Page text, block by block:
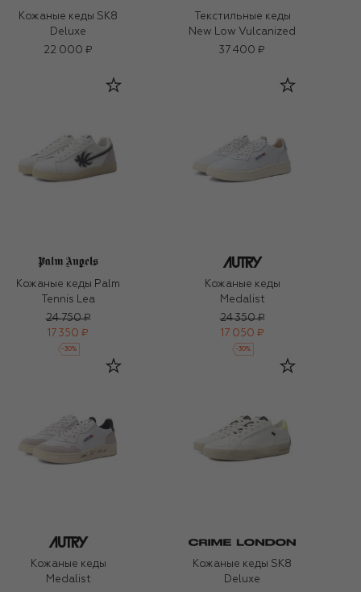
Кожаные кеды SK8
Deluxe
22 000 ₽
Текстильные кеды
New Low Vulcanized
37 400 ₽
Кожаные кеды Palm
Tennis Lea
24 750 ₽
17 350 ₽
-30%
Кожаные кеды
Medalist
24 350 ₽
17 050 ₽
-30%
Кожаные кеды
Medalist
Кожаные кеды SK8
Deluxe